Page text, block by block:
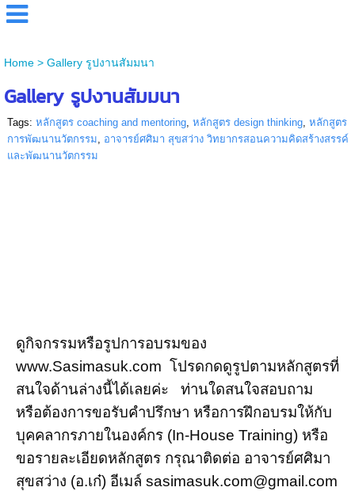
Home> Gallery รูปงานสัมมนา
Gallery รูปงานสัมมนา
Tags: หลักสูตร coaching and mentoring, หลักสูตร design thinking, หลักสูตร
การพัฒนานวัตกรรม, อาจารย์ศศิมา สุขสว่าง วิทยากรสอนความคิดสร้างสรรค์
และพัฒนานวัตกรรม
ดูกิจกรรมหรือรูปการอบรมของ
www.Sasimasuk.com โปรดกดดูรูปตามหลักสูตรที่
สนใจด้านล่างนี้ได้เลยค่ะ ท่านใดสนใจสอบถาม
หรือต้องการขอรับคำปรึกษา หรือการฝึกอบรมให้กับ
บุคคลากรภายในองค์กร (In-House Training) หรือ
ขอรายละเอียดหลักสูตร กรุณาติดต่อ อาจารย์ศศิมา
สุขสว่าง (อ.เก๋) อีเมล์ sasimasuk.com@gmail.com